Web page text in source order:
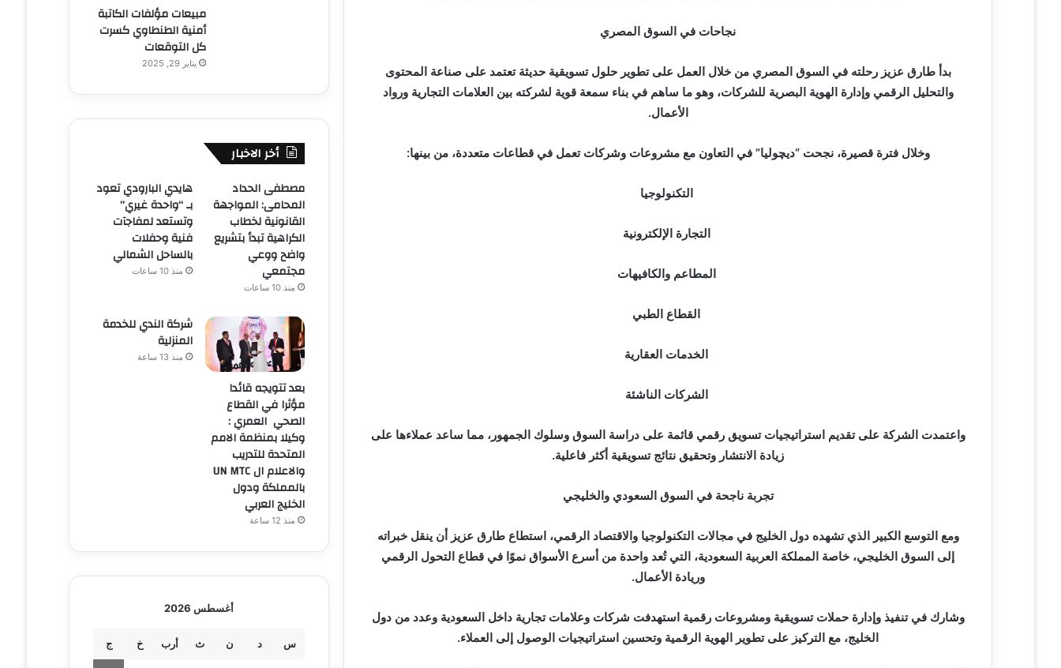
نجاحات في السوق المصري
بدأ طارق عزيز رحلته في السوق المصري من خلال العمل على تطوير حلول تسويقية حديثة تعتمد على صناعة المحتوى
والتحليل الرقمي وإدارة الهوية البصرية للشركات، وهو ما ساهم في بناء سمعة قوية لشركته بين العلامات التجارية ورواد
الأعمال.
وخلال فترة قصيرة، نجحت “ديچوليا” في التعاون مع مشروعات وشركات تعمل في قطاعات متعددة، من بينها:
التكنولوجيا
التجارة الإلكترونية
المطاعم والكافيهات
القطاع الطبي
الخدمات العقارية
الشركات الناشئة
واعتمدت الشركة على تقديم استراتيجيات تسويق رقمي قائمة على دراسة السوق وسلوك الجمهور، مما ساعد عملاءها على
زيادة الانتشار وتحقيق نتائج تسويقية أكثر فاعلية.
تجربة ناجحة في السوق السعودي والخليجي
ومع التوسع الكبير الذي تشهده دول الخليج في مجالات التكنولوجيا والاقتصاد الرقمي، استطاع طارق عزيز أن ينقل خبراته
إلى السوق الخليجي، خاصة المملكة العربية السعودية، التي تُعد واحدة من أسرع الأسواق نموًا في قطاع التحول الرقمي
وريادة الأعمال.
وشارك في تنفيذ وإدارة حملات تسويقية ومشروعات رقمية استهدفت شركات وعلامات تجارية داخل السعودية وعدد من دول
الخليج، مع التركيز على تطوير الهوية الرقمية وتحسين استراتيجيات الوصول إلى العملاء.
مبيعات مؤلفات الكاتبة
أمنية الطنطاوي كسرت
كل التوقعات
يناير 29, 2025
أخر الاخبار
مصطفى الحداد
المحامى: المواجهة
القانونية لخطاب
الكراهية تبدأ بتشريع
واضح ووعي
مجتمعي
منذ 10 ساعات
هايدي البارودي تعود
بـ “واحدة غيري”
وتستعد لمفاجآت
فنية وحفلات
بالساحل الشمالي
منذ 10 ساعات
بعد تتويجه قائدا
مؤثرا في القطاع
الصحي العمري :
وكيلا بمنظمة الامم
المتحدة للتدريب
والاعلام ال UN MTC
بالمملكة ودول
الخليج العربي
منذ 12 ساعة
شركة الندي للخدمة
المنزلية
منذ 13 ساعة
أغسطس 2026
س د ن ث أرب خ ج